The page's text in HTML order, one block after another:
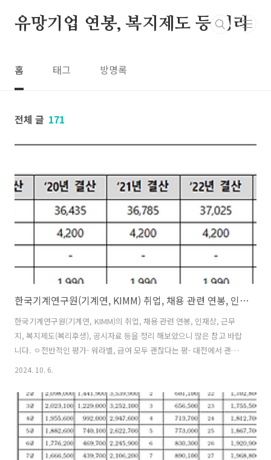
유망기업 연봉, 복지제도 등 정리
홈 태그 방명록
전체 글 171
한국기계연구원(기계연, KIMM) 취업, 채용 관련 연봉, 인재상, 근무지, 복지제도(복리후생), 공시자료 등을 정리
한국기계연구원(기계연, KIMM)의 취업, 채용 관련 연봉, 인재상, 근무
지, 복지제도(복리후생), 공시자료 등을 정리 해보았으니 많은 참고 바랍
니다. ㅇ전반적인 평가- 워라밸, 급여 모두 괜찮다는 평- 대전에서 괜찮
게 먹고살만한 연봉- 출퇴근시스템 좋음(유연근무제) ㅇ연봉- 아래 신입
관련 기사 과학기술 출연연들 2022년 공공기관 직원 연봉 상위권 대거
포함과학기술 분야 정부출연연구기관(이하 출연연)이 2022년 공공기관
직원 연봉 상위권에 대거 포함된 것으로 나타났다. 22일 공공기관 경영
정보 공개시스템 알리오가 제공하는 복합 통
계..www.joongdo.co.kr ㅇ인재상ㅇ창조, 도전, 융복합- 자세한 정
2024. 10. 6.